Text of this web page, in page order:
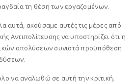
τη θέση των εργαζομένων.
αυτά, ακούσαμε αυτές τις μέρες από
Αντιπολίτευσης να υποστηρίζει ότι η
απολύσεων συνιστά προϋπόθεση
να αναλωθώ σε αυτή την κριτική.